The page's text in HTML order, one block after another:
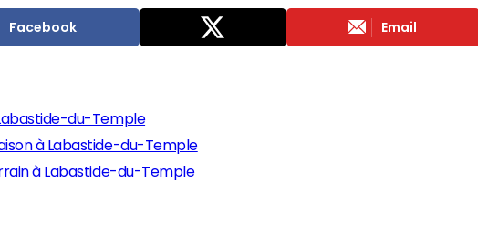
Facebook Email
du-Temple
à Labastide-du-Temple
à Labastide-du-Temple